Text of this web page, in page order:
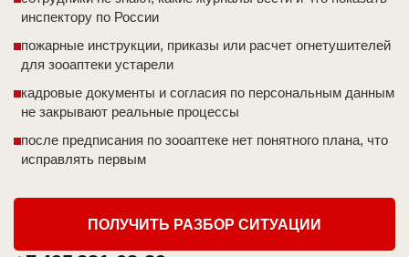
инспектору по России
пожарные инструкции, приказы или расчет огнетушителей
для зооаптеки устарели
кадровые документы и согласия по персональным данным
не закрывают реальные процессы
после предписания по зооаптеке нет понятного плана, что
исправлять первым
ПОЛУЧИТЬ РАЗБОР СИТУАЦИИ